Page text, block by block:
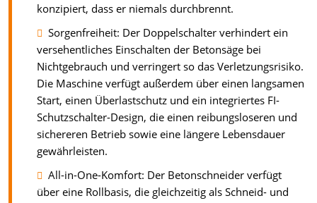
konzipiert, dass er niemals durchbrennt.
Sorgenfreiheit: Der Doppelschalter verhindert ein
versehentliches Einschalten der Betonsäge bei
Nichtgebrauch und verringert so das Verletzungsrisiko.
Die Maschine verfügt außerdem über einen langsamen
Start, einen Überlastschutz und ein integriertes FI-
Schutzschalter-Design, die einen reibungsloseren und
sichereren Betrieb sowie eine längere Lebensdauer
gewährleisten.
All-in-One-Komfort: Der Betonschneider verfügt
über eine Rollbasis, die gleichzeitig als Schneid- und